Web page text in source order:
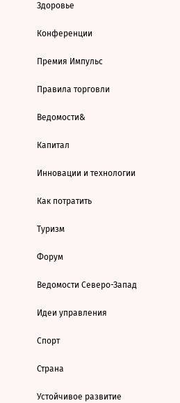
Здоровье
Конференции
Премия Импульс
Правила торговли
Ведомости&
Капитал
Инновации и технологии
Как потратить
Туризм
Форум
Ведомости Северо-Запад
Идеи управления
Спорт
Страна
Устойчивое развитие